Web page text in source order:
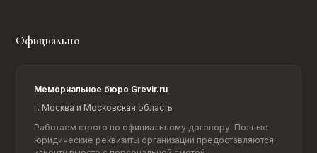
Официально
Мемориальное бюро Grevir.ru
г. Москва и Московская область
Работаем строго по официальному договору. Полные
юридические реквизиты организации предоставляются